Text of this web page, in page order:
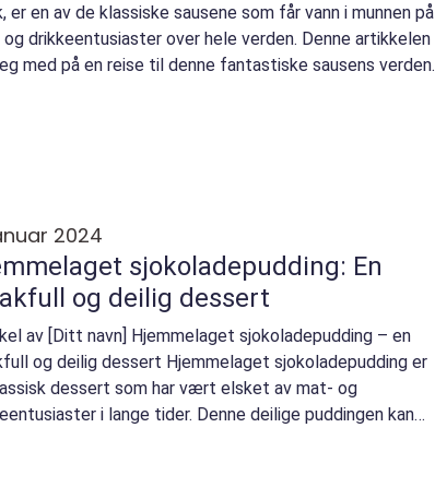
er en av de klassiske sausene som får vann i munnen på
drikkeentusiaster over hele verden. Denne artikkelen
med på en reise til denne fantastiske sausens verden,
2024
sjokoladepudding: En
og deilig dessert
av [Ditt navn] Hjemmelaget sjokoladepudding – en
og deilig dessert Hjemmelaget sjokoladepudding er
dessert som har vært elsket av mat- og
i lange tider. Denne deilige puddingen kan